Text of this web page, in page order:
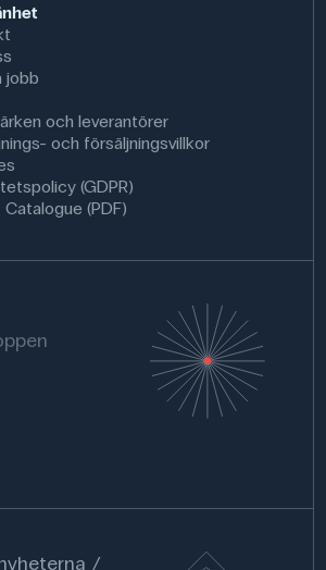
jobb
och leverantörer
och försäljningsvillkor
(GDPR)
Catalogue (PDF)